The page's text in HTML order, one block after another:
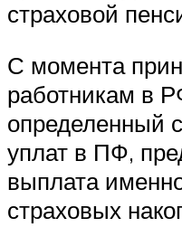
страховой
С момента
работникам в
определенный
уплат в ПФ,
выплата
страховых